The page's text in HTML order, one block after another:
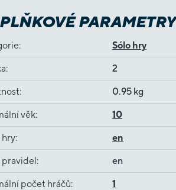
PARAMETRY
: Sólo hry
: 2
: 0.95 kg
věk: 10
hry: en
pravidel: en
počet hráčů: 1